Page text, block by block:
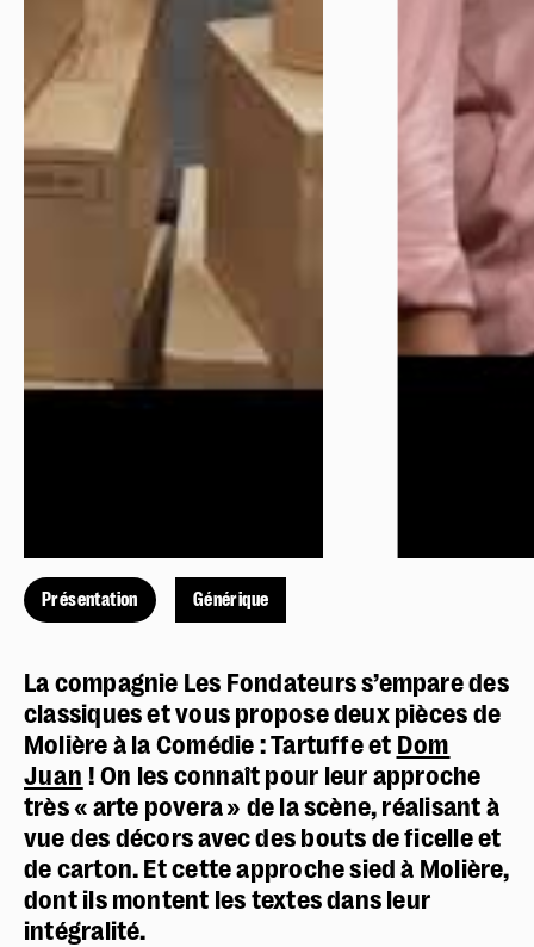
Présentation Générique
La compagnie Les Fondateurs s’empare des
classiques et vous propose deux pièces de
Molière à la Comédie : Tartuffe et Dom
Juan ! On les connaît pour leur approche
très « arte povera » de la scène, réalisant à
vue des décors avec des bouts de ficelle et
de carton. Et cette approche sied à Molière,
dont ils montent les textes dans leur
intégralité.